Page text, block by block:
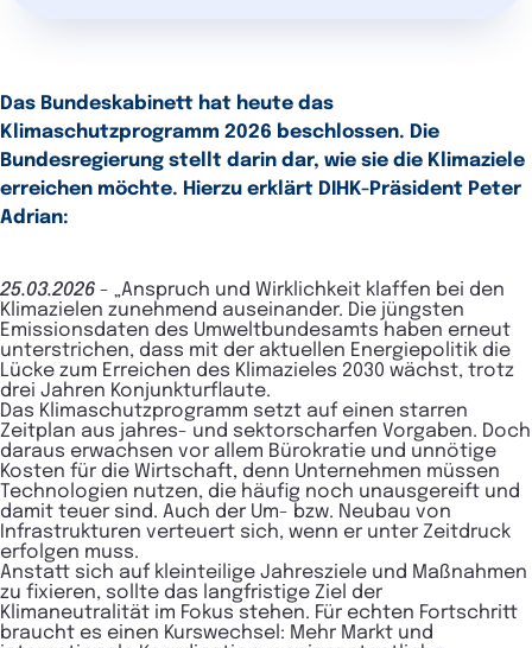
Das Bundeskabinett hat heute das
Klimaschutzprogramm 2026 beschlossen. Die
Bundesregierung stellt darin dar, wie sie die Klimaziele
erreichen möchte. Hierzu erklärt DIHK-Präsident Peter
Adrian:
25.03.2026 - „Anspruch und Wirklichkeit klaffen bei den
Klimazielen zunehmend auseinander. Die jüngsten
Emissionsdaten des Umweltbundesamts haben erneut
unterstrichen, dass mit der aktuellen Energiepolitik die
Lücke zum Erreichen des Klimazieles 2030 wächst, trotz
drei Jahren Konjunkturflaute.
Das Klimaschutzprogramm setzt auf einen starren
Zeitplan aus jahres- und sektorscharfen Vorgaben. Doch
daraus erwachsen vor allem Bürokratie und unnötige
Kosten für die Wirtschaft, denn Unternehmen müssen
Technologien nutzen, die häufig noch unausgereift und
damit teuer sind. Auch der Um- bzw. Neubau von
Infrastrukturen verteuert sich, wenn er unter Zeitdruck
erfolgen muss.
Anstatt sich auf kleinteilige Jahresziele und Maßnahmen
zu fixieren, sollte das langfristige Ziel der
Klimaneutralität im Fokus stehen. Für echten Fortschritt
braucht es einen Kurswechsel: Mehr Markt und